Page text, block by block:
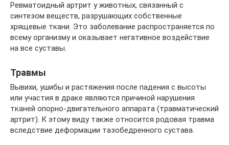
Ревматоидный артрит у животных, связанный с
синтезом веществ, разрушающих собственные
хрящевые ткани. Это заболевание распространяется по
всему организму и оказывает негативное воздействие
на все суставы.
Травмы
Вывихи, ушибы и растяжения после падения с высоты
или участия в драке являются причиной нарушения
тканей опорно-двигательного аппарата (травматический
артрит). К этому виду также относится родовая травма
вследствие деформации тазобедренного сустава.